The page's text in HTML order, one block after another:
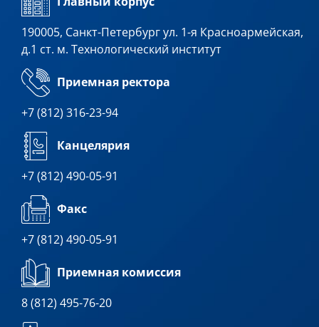
190005, Санкт-Петербург ул. 1-я Красноармейская,
д.1 ст. м. Технологический институт
Приемная ректора
+7 (812) 316-23-94
Канцелярия
+7 (812) 490-05-91
Факс
+7 (812) 490-05-91
Приемная комиссия
8 (812) 495-76-20